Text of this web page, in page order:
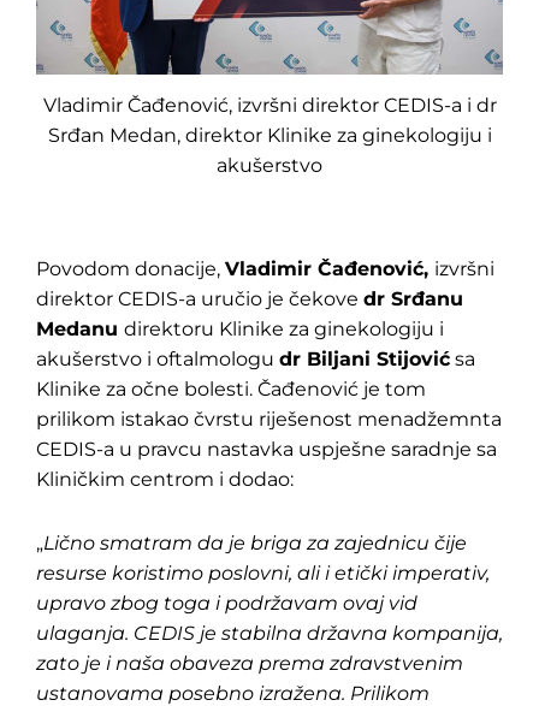
Vladimir Čađenović, izvršni direktor CEDIS-a i dr
Srđan Medan, direktor Klinike za ginekologiju i
akušerstvo
Povodom donacije, Vladimir Čađenović, izvršni
direktor CEDIS-a uručio je čekove dr Srđanu
Medanu direktoru Klinike za ginekologiju i
akušerstvo i oftalmologu dr Biljani Stijović sa
Klinike za očne bolesti. Čađenović je tom
prilikom istakao čvrstu riješenost menadžemnta
CEDIS-a u pravcu nastavka uspješne saradnje sa
Kliničkim centrom i dodao:
„Lično smatram da je briga za zajednicu čije
resurse koristimo poslovni, ali i etički imperativ,
upravo zbog toga i podržavam ovaj vid
ulaganja. CEDIS je stabilna državna kompanija,
zato je i naša obaveza prema zdravstvenim
ustanovama posebno izražena. Prilikom